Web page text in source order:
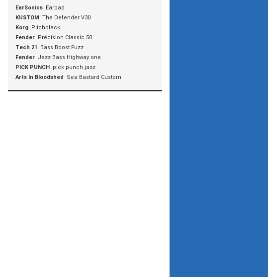
EarSonics Earpad
KUSTOM The Defender V30
Korg Pitchblack
Fender Précision Classic 50
Tech 21
Bass Boost Fuzz
Fender Jazz Bass Highway one
PICK PUNCH pick punch jazz
Arts In Bloodshed
Sea Bastard Custom